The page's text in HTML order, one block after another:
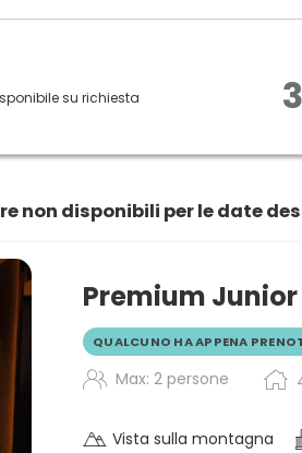
+ Posto auto in garage
(Le foto e lo schizzo
su richiesta
non disponibili per le date
Premium
QUALCUNO HA APPENA
Max: 2 persone
Vista sulla montagna